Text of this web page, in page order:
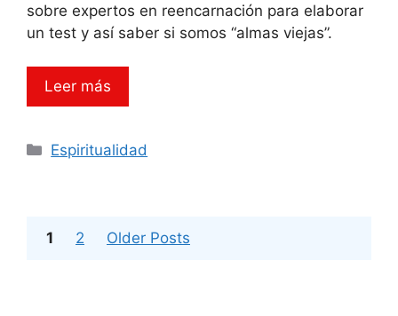
sobre expertos en reencarnación para elaborar
un test y así saber si somos “almas viejas”.
Leer más
Categorías
Espiritualidad
Página
1 Página
2 Older Posts